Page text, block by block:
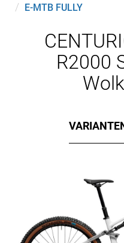
E-MTB FULLY
R2000